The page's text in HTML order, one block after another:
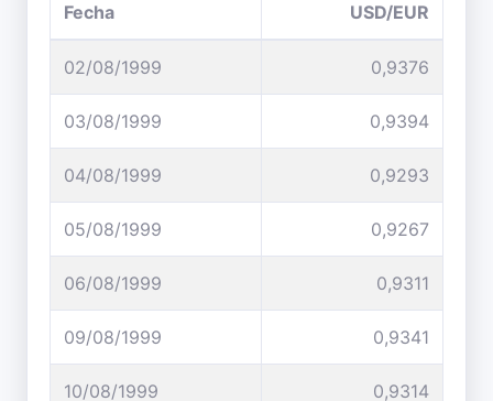
Fecha USD/EUR
02/08/1999 0,9376
03/08/1999 0,9394
04/08/1999 0,9293
05/08/1999 0,9267
06/08/1999 0,9311
09/08/1999 0,9341
10/08/1999 0,9314